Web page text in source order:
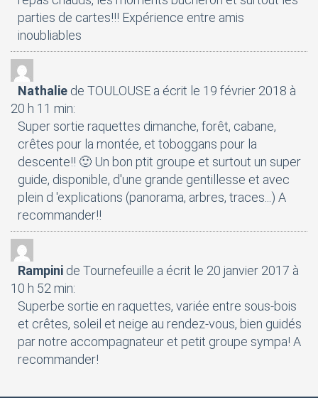
parties de cartes!!! Expérience entre amis
inoubliables
Nathalie de TOULOUSE a écrit le 19 février 2018 à
20 h 11 min:
Super sortie raquettes dimanche, forêt, cabane,
crêtes pour la montée, et toboggans pour la
descente!! 🙂 Un bon ptit groupe et surtout un super
guide, disponible, d'une grande gentillesse et avec
plein d 'explications (panorama, arbres, traces...) A
recommander!!
Rampini de Tournefeuille a écrit le 20 janvier 2017 à
10 h 52 min:
Superbe sortie en raquettes, variée entre sous-bois
et crêtes, soleil et neige au rendez-vous, bien guidés
par notre accompagnateur et petit groupe sympa! A
recommander!